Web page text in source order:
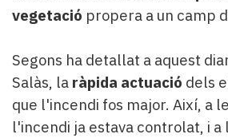
vegetació propera a un camp
Segons ha detallat a aquest
Salàs, la ràpida actuació dels
que l'incendi fos major. Així, a
l'incendi ja estava controlat, i a